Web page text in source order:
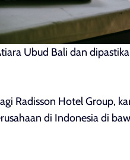
Ubud Bali dan
Radisson Hotel Group,
di Indonesia di